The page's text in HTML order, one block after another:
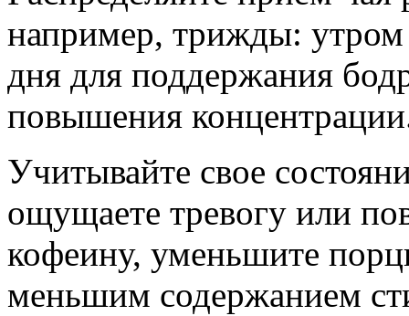
например, трижды: утром
дня для поддержания
повышения
Учитывайте свое
ощущаете тревогу или
кофеину, уменьшите
меньшим содержанием